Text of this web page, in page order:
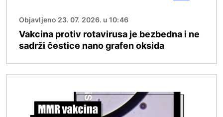
Objavljeno 23. 07. 2026. u 10:46
Vakcina protiv rotavirusa je bezbedna i ne
sadrži čestice nano grafen oksida